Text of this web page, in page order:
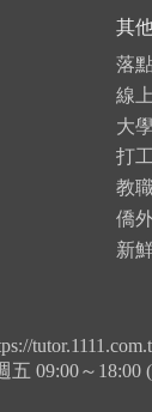
其
落
線
大
打
教
僑
新
09:00～18:00